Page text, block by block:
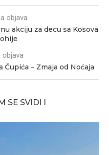
objava
akciju za decu sa Kosova
objava
Čupića – Zmaja od Noćaja
SE SVIDI I